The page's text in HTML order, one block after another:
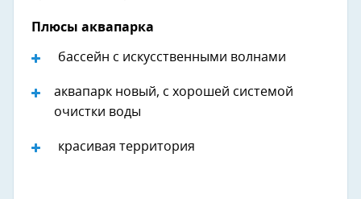
Плюсы аквапарка
бассейн с искусственными волнами
аквапарк новый, с хорошей системой
очистки воды
красивая территория